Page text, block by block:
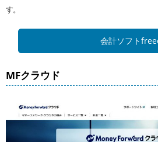
す。
会計ソフト
MFクラウド